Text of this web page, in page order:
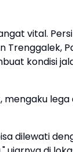
vital.
kondisi
dilewati